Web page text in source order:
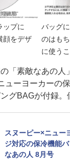
ップに
顔をデザ
バッグ
のはも
に使う
「素敵なあの人
ューヨーカーの
グBAGが付録。
スヌーピー×ニュー
ジ対応の保冷機能
なあの人 8月号